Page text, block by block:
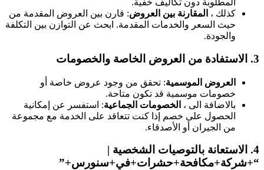
المطلوبة دون تكاليف خفية.
كذلك ، المقارنة بين العروض: قارن بين العروض المقدمة من
حيث السعر والخدمات المقدمة. ابحث عن التوازن بين التكلفة
والجودة.
3. الاستفادة من العروض الخاصة والخصومات
العروض الموسمية: تحقق من وجود عروض خاصة أو
خصومات موسمية قد تكون متاحة.
بالاضافة الى ، الخصومات الجماعية: استفسر عن إمكانية
الحصول على خصم إذا كنت تتعاقد على الخدمة مع مجموعة
من الجيران أو الأصدقاء.
4. الاستعانة بالتوصيات الشخصية |
“+شركة+مكافحة+حشرات+في+سنورس+”